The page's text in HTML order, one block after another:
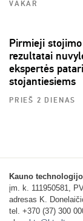
VAKAR
Pirmieji stojimo
rezultatai
ekspertės
stojantiesiems
PRIEŠ 2 DIENAS
Kauno
įm. k. 111950581,
adresas K.
tel. +370 (37) 300